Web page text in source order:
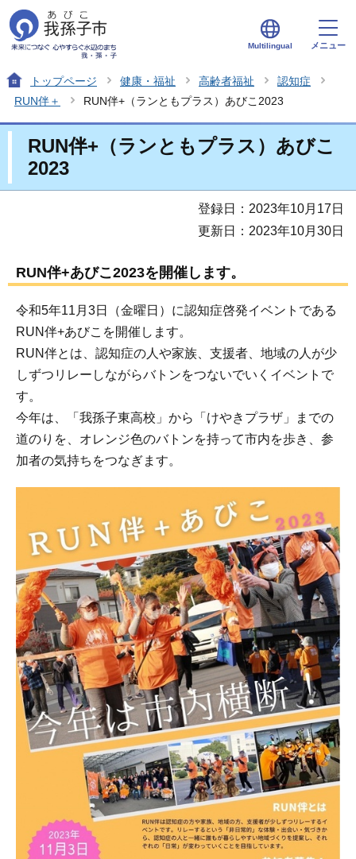
Multilingual メニュー
トップページ 健康・福祉 高齢者福祉
認知症
RUN伴＋
RUN伴+（ランともプラス）あびこ2023
RUN伴+（ランともプラス）あびこ
2023
登録日：2023年10月17日
更新日：2023年10月30日
RUN伴+あびこ2023を開催します。
令和5年11月3日（金曜日）に認知症啓発イベントである
RUN伴+あびこを開催します。
RUN伴とは、認知症の人や家族、支援者、地域の人が少
しずつリレーしながらバトンをつないでいくイベントで
す。
今年は、「我孫子東高校」から「けやきプラザ」までの
道のりを、オレンジ色のバトンを持って市内を歩き、参
加者の気持ちをつなぎます。